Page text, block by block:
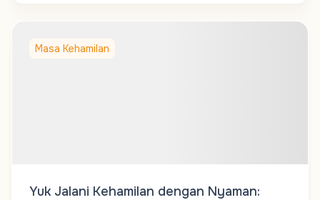
Masa Kehamilan
Yuk Jalani Kehamilan dengan Nyaman: